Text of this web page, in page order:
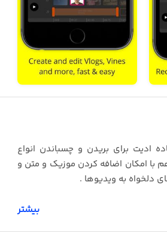
ادیت برای بریدن و چسباندن انواع
با امکان اضافه کردن موزیک و متن و
دلخواه به ویدیوها .
بیشتر